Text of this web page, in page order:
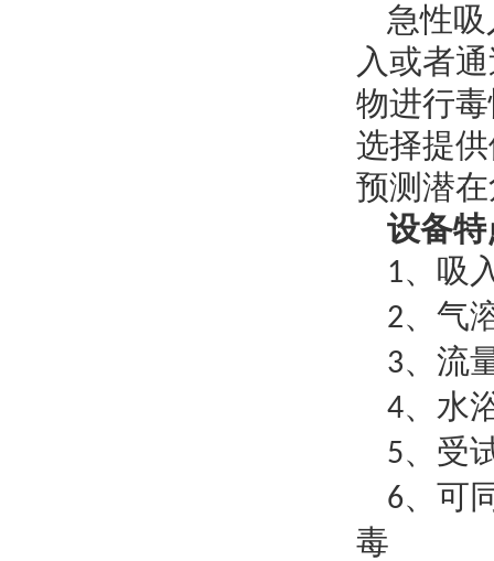
急性
入或者
物进行
选择提
预测潜
设备
1、吸
2、气
3、流
4、水
5、受
6、可
毒